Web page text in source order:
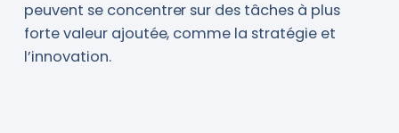
peuvent se concentrer sur des tâches à plus
forte valeur ajoutée, comme la stratégie et
l’innovation.